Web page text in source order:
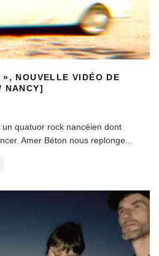
NOUVELLE VIDÉO DE
NANCY]
quatuor rock nancéien dont
Amer Béton nous replonge